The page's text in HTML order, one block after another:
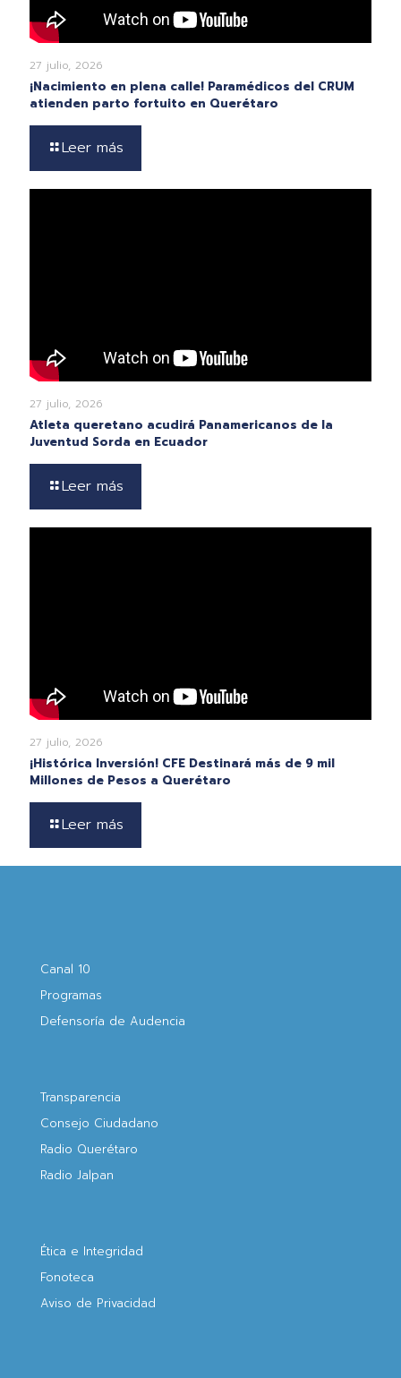
27 julio, 2026
¡Nacimiento en plena calle! Paramédicos del CRUM
atienden parto fortuito en Querétaro
Leer más
27 julio, 2026
Atleta queretano acudirá Panamericanos de la
Juventud Sorda en Ecuador
Leer más
27 julio, 2026
¡Histórica Inversión! CFE Destinará más de 9 mil
Millones de Pesos a Querétaro
Leer más
Canal 10
Programas
Defensoría de Audencia
Transparencia
Consejo Ciudadano
Radio Querétaro
Radio Jalpan
Ética e Integridad
Fonoteca
Aviso de Privacidad